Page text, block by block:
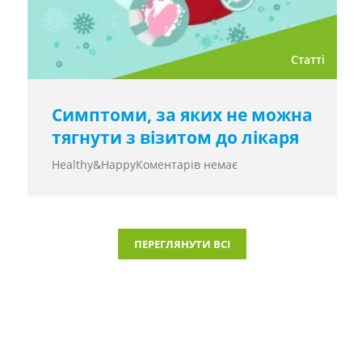
Статті
Симптоми, за яких не можна
тягнути з візитом до лікаря
Healthy&HappyКоментарів немає
ПЕРЕГЛЯНУТИ ВСІ